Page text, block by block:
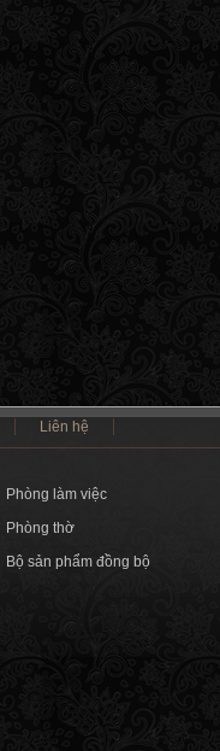
Liên hệ
Phòng làm việc
Phòng thờ
Bộ sản phẩm đồng bộ